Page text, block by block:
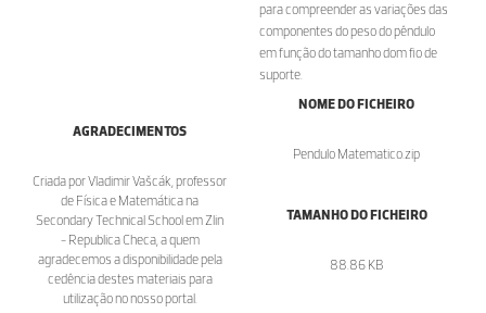
para compreender as variações das
componentes do peso do pêndulo
em função do tamanho dom fio de
suporte.
AGRADECIMENTOS
Criada por Vladimir Vašcák, professor
de Física e Matemática na
Secondary Technical School em Zlin
- Republica Checa, a quem
agradecemos a disponibilidade pela
cedência destes materiais para
utilização no nosso portal.
NOME DO FICHEIRO
Pendulo Matematico.zip
TAMANHO DO FICHEIRO
88.86 KB